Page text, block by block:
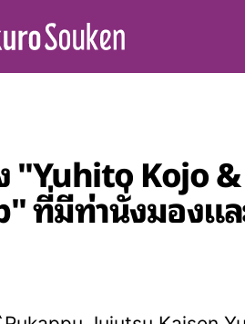
"Yuhito Kojo
ที่มีท่านั่งมองแ